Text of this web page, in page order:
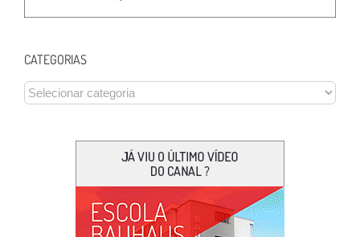
CATEGORIAS
CATEGORIAS